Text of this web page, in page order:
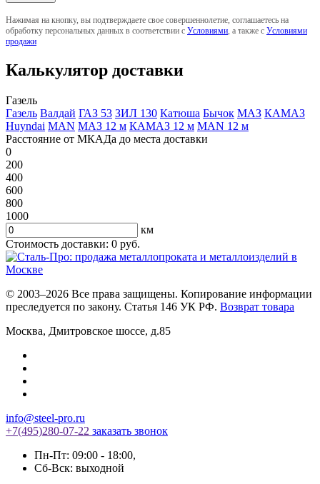
Нажимая на кнопку, вы подтверждаете свое совершеннолетие, соглашаетесь на
обработку персональных данных в соответствии с Условиями , а также с Условиями
продажи
Калькулятор доставки
Газель
Газель Валдай ГАЗ 53 ЗИЛ 130 Катюша Бычок МАЗ КАМАЗ
Huyndai MAN МАЗ 12 м КАМАЗ 12 м MAN 12 м
Расстояние от МКАДа до места доставки
0
200
400
600
800
1000
км
Стоимость доставки: 0 руб.
© 2003–2026 Все права защищены. Копирование информации
преследуется по закону. Статья 146 УК РФ. Возврат товара
Москва, Дмитровское шоссе, д.85
info@steel-pro.ru
+7(495)280-07-22 заказать звонок
Пн-Пт: 09:00 - 18:00,
Cб-Вск: выходной